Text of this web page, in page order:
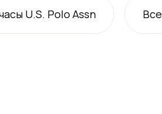
U.S. Polo Assn Все